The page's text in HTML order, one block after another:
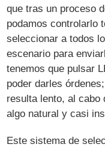
que tras un proceso
podamos controlarlo
seleccionar a todos
escenario para
tenemos que pulsar
poder darles
resulta lento, al cabo
algo natural y casi
Este sistema de